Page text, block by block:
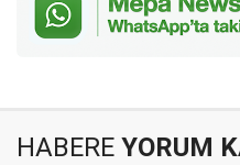
HABERE YORUM